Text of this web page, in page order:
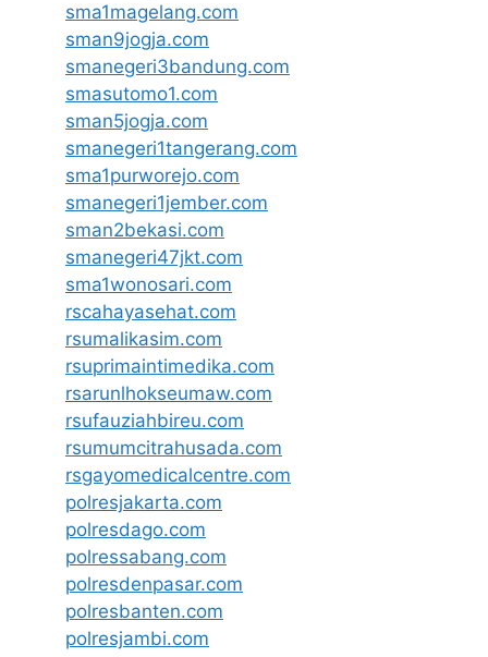
sma1magelang.com
sman9jogja.com
smanegeri3bandung.com
smasutomo1.com
sman5jogja.com
smanegeri1tangerang.com
sma1purworejo.com
smanegeri1jember.com
sman2bekasi.com
smanegeri47jkt.com
sma1wonosari.com
rscahayasehat.com
rsumalikasim.com
rsuprimaintimedika.com
rsarunlhokseumaw.com
rsufauziahbireu.com
rsumumcitrahusada.com
rsgayomedicalcentre.com
polresjakarta.com
polresdago.com
polressabang.com
polresdenpasar.com
polresbanten.com
polresjambi.com